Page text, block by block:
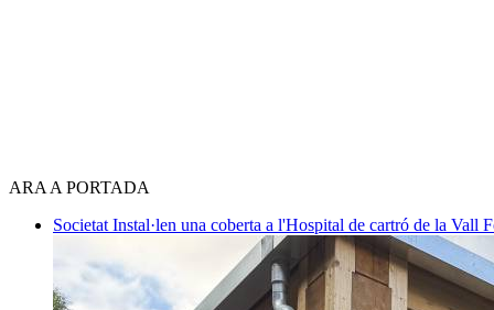
ARA A PORTADA
Societat Instal·len una coberta a l'Hospital de cartró de la Vall